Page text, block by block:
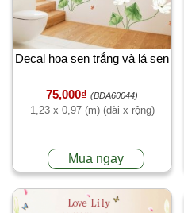
Decal hoa sen trắng và lá sen
75,000₫ (BDA60044)
1,23 x 0,97 (m) (dài x rộng)
Mua ngay